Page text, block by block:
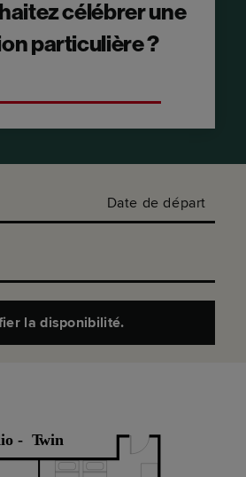
célébrer une
particulière ?
Date de départ
la disponibilité.